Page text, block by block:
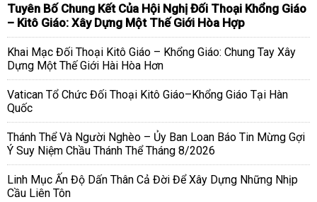
Tuyên Bố Chung Kết Của Hội Nghị Đối Thoại Khổng Giáo
– Kitô Giáo: Xây Dựng Một Thế Giới Hòa Hợp
Khai Mạc Đối Thoại Kitô Giáo – Khổng Giáo: Chung Tay Xây
Dựng Một Thế Giới Hài Hòa Hơn
Vatican Tổ Chức Đối Thoại Kitô Giáo–Khổng Giáo Tại Hàn
Quốc
Thánh Thể Và Người Nghèo – Ủy Ban Loan Báo Tin Mừng Gợi
Ý Suy Niệm Chầu Thánh Thể Tháng 8/2026
Linh Mục Ấn Độ Dấn Thân Cả Đời Để Xây Dựng Những Nhịp
Cầu Liên Tôn